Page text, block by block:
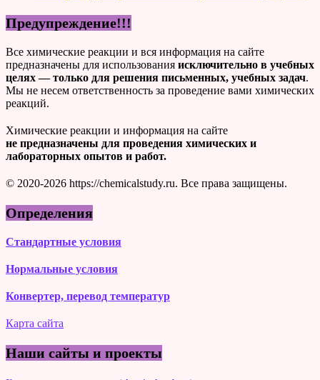
Предупреждение!!!
Все химические реакции и вся информация на сайте
предназначены для использования исключительно в учебных
целях — только для решения письменных, учебных задач.
Мы не несем ответственность за проведение вами химических
реакций.
Химические реакции и информация на сайте
не предназначены для проведения химических и
лабораторных опытов и работ.
© 2020-2026 https://chemicalstudy.ru. Все права защищены.
Определения
Стандартные условия
Нормальные условия
Конвертер, перевод температур
Карта сайта
Наши сайты и проекты